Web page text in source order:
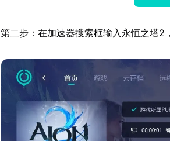
第二步：在加速器搜索框输入永恒之塔2